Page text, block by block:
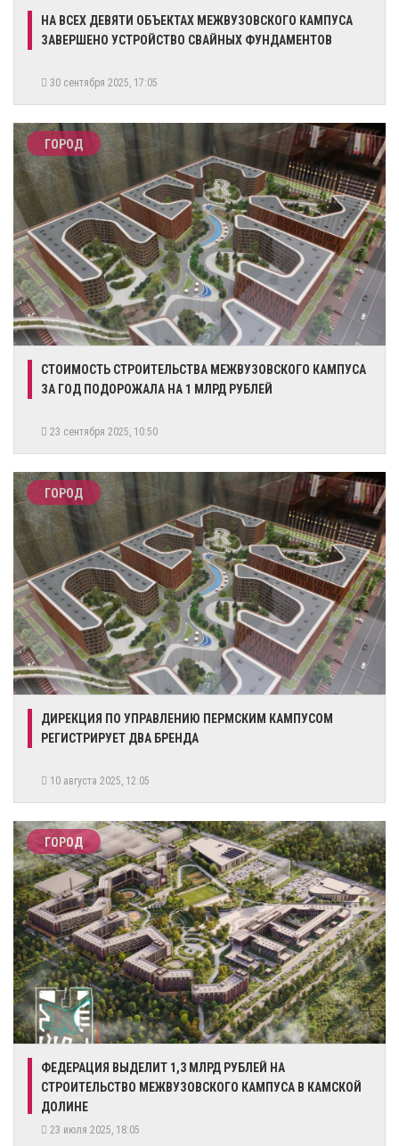
НА ВСЕХ ДЕВЯТИ ОБЪЕКТАХ МЕЖВУЗОВСКОГО КАМПУСА
ЗАВЕРШЕНО УСТРОЙСТВО СВАЙНЫХ ФУНДАМЕНТОВ
30 сентября 2025, 17:05
ГОРОД
СТОИМОСТЬ СТРОИТЕЛЬСТВА МЕЖВУЗОВСКОГО КАМПУСА
ЗА ГОД ПОДОРОЖАЛА НА 1 МЛРД РУБЛЕЙ
23 сентября 2025, 10:50
ГОРОД
ДИРЕКЦИЯ ПО УПРАВЛЕНИЮ ПЕРМСКИМ КАМПУСОМ
РЕГИСТРИРУЕТ ДВА БРЕНДА
10 августа 2025, 12:05
ГОРОД
​ФЕДЕРАЦИЯ ВЫДЕЛИТ 1,3 МЛРД РУБЛЕЙ НА
СТРОИТЕЛЬСТВО МЕЖВУЗОВСКОГО КАМПУСА В КАМСКОЙ
ДОЛИНЕ
23 июля 2025, 18:05